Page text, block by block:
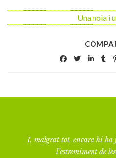
Una noia i
I, malgrat tot, encara hi ha
l’estremiment de